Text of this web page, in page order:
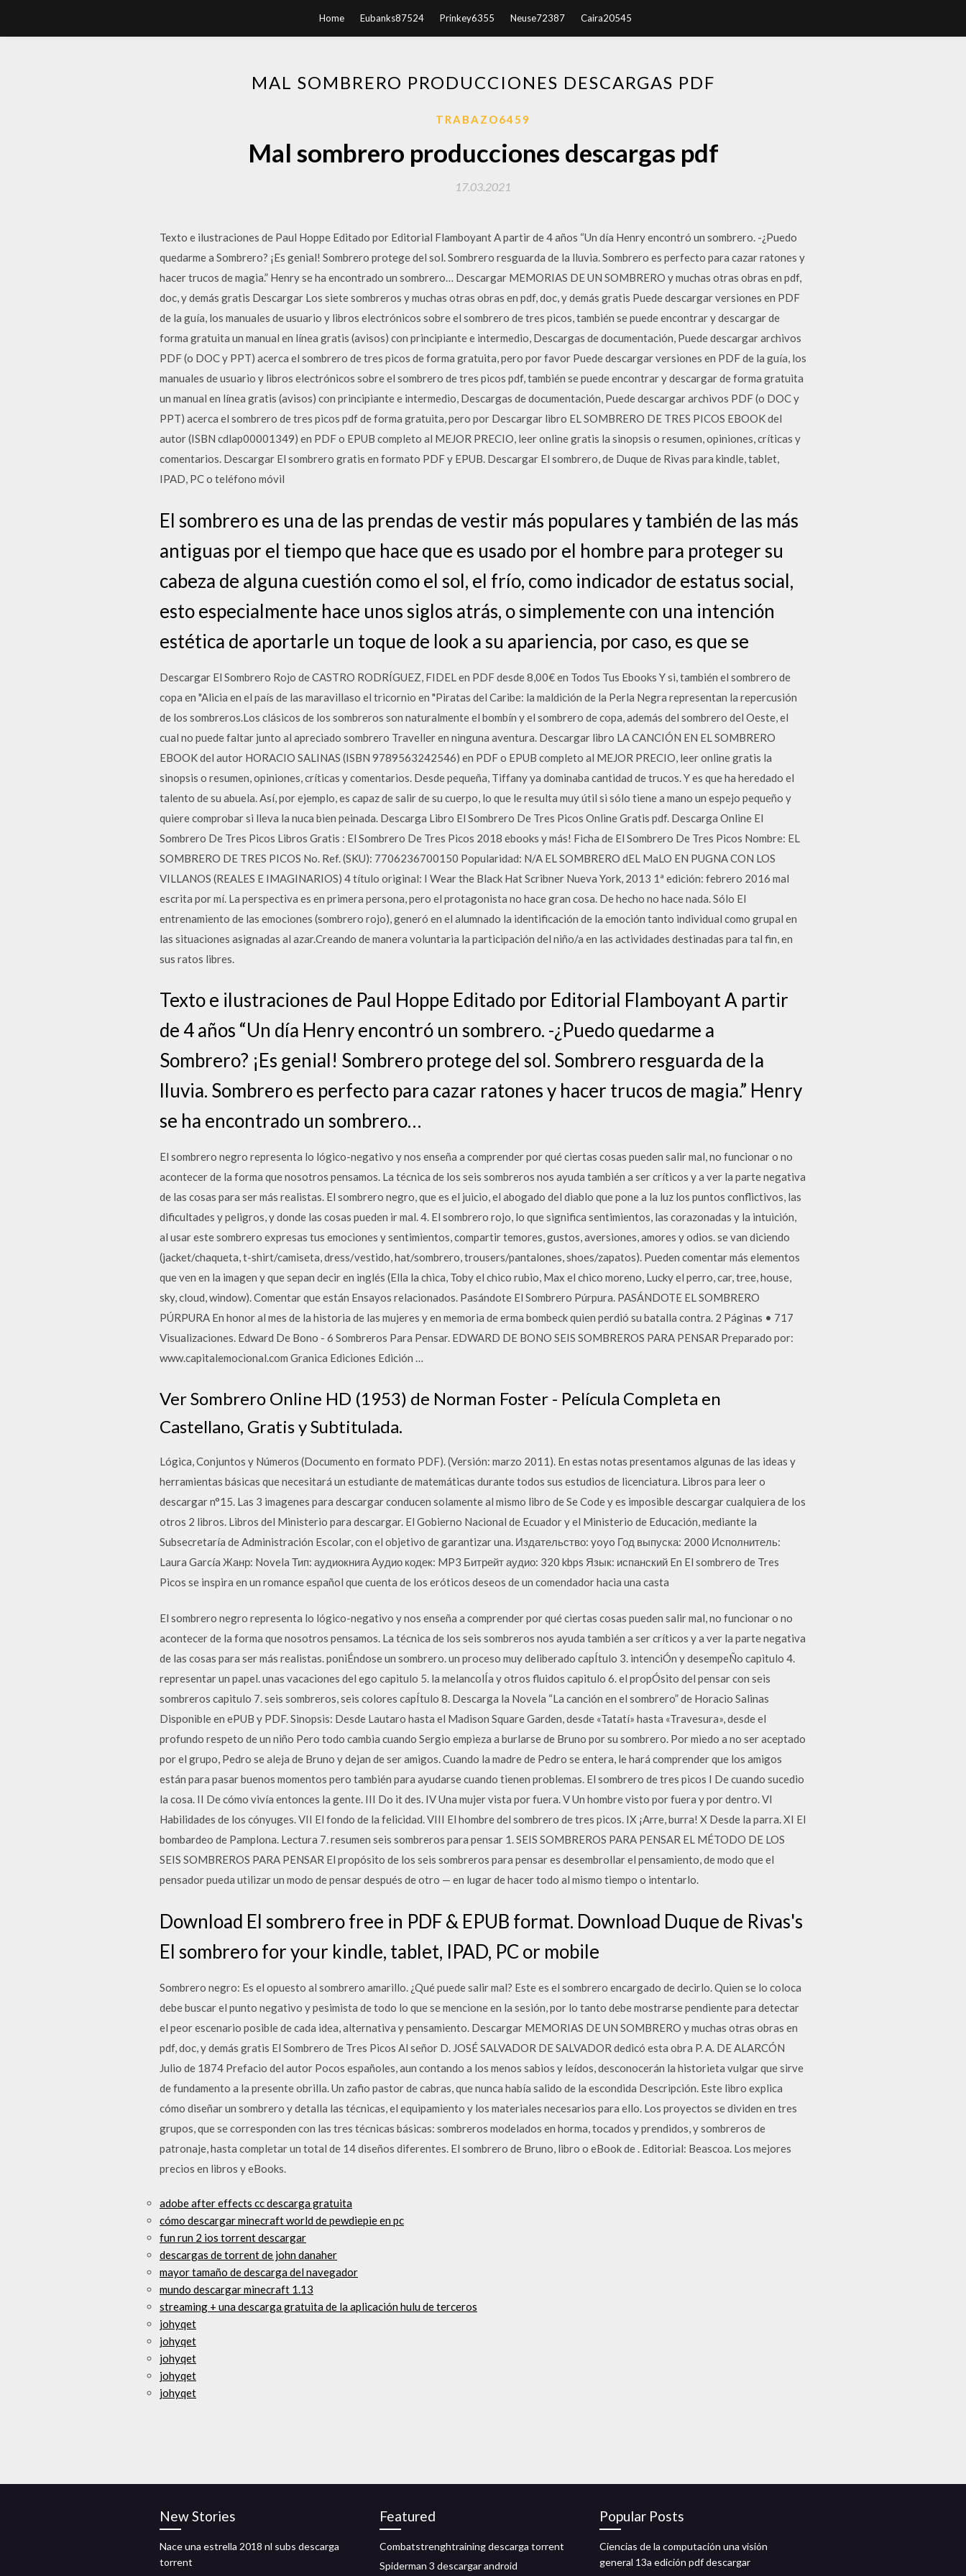
Home Eubanks87524 Prinkey6355 Neuse72387 Caira20545
MAL SOMBRERO PRODUCCIONES DESCARGAS PDF
TRABAZO6459
Mal sombrero producciones descargas pdf
17.03.2021
Texto e ilustraciones de Paul Hoppe Editado por Editorial Flamboyant A partir de 4 años “Un día Henry encontró un sombrero. -¿Puedo
quedarme a Sombrero? ¡Es genial! Sombrero protege del sol. Sombrero resguarda de la lluvia. Sombrero es perfecto para cazar ratones y
hacer trucos de magia.” Henry se ha encontrado un sombrero… Descargar MEMORIAS DE UN SOMBRERO y muchas otras obras en pdf,
doc, y demás gratis Descargar Los siete sombreros y muchas otras obras en pdf, doc, y demás gratis Puede descargar versiones en PDF
de la guía, los manuales de usuario y libros electrónicos sobre el sombrero de tres picos, también se puede encontrar y descargar de
forma gratuita un manual en línea gratis (avisos) con principiante e intermedio, Descargas de documentación, Puede descargar archivos
PDF (o DOC y PPT) acerca el sombrero de tres picos de forma gratuita, pero por favor Puede descargar versiones en PDF de la guía, los
manuales de usuario y libros electrónicos sobre el sombrero de tres picos pdf, también se puede encontrar y descargar de forma gratuita
un manual en línea gratis (avisos) con principiante e intermedio, Descargas de documentación, Puede descargar archivos PDF (o DOC y
PPT) acerca el sombrero de tres picos pdf de forma gratuita, pero por Descargar libro EL SOMBRERO DE TRES PICOS EBOOK del
autor (ISBN cdlap00001349) en PDF o EPUB completo al MEJOR PRECIO, leer online gratis la sinopsis o resumen, opiniones, críticas y
comentarios. Descargar El sombrero gratis en formato PDF y EPUB. Descargar El sombrero, de Duque de Rivas para kindle, tablet,
IPAD, PC o teléfono móvil
El sombrero es una de las prendas de vestir más populares y también de las más
antiguas por el tiempo que hace que es usado por el hombre para proteger su
cabeza de alguna cuestión como el sol, el frío, como indicador de estatus social,
esto especialmente hace unos siglos atrás, o simplemente con una intención
estética de aportarle un toque de look a su apariencia, por caso, es que se
Descargar El Sombrero Rojo de CASTRO RODRÍGUEZ, FIDEL en PDF desde 8,00€ en Todos Tus Ebooks Y si, también el sombrero de
copa en "Alicia en el país de las maravillaso el tricornio en "Piratas del Caribe: la maldición de la Perla Negra representan la repercusión
de los sombreros.Los clásicos de los sombreros son naturalmente el bombín y el sombrero de copa, además del sombrero del Oeste, el
cual no puede faltar junto al apreciado sombrero Traveller en ninguna aventura. Descargar libro LA CANCIÓN EN EL SOMBRERO
EBOOK del autor HORACIO SALINAS (ISBN 9789563242546) en PDF o EPUB completo al MEJOR PRECIO, leer online gratis la
sinopsis o resumen, opiniones, críticas y comentarios. Desde pequeña, Tiffany ya dominaba cantidad de trucos. Y es que ha heredado el
talento de su abuela. Así, por ejemplo, es capaz de salir de su cuerpo, lo que le resulta muy útil si sólo tiene a mano un espejo pequeño y
quiere comprobar si lleva la nuca bien peinada. Descarga Libro El Sombrero De Tres Picos Online Gratis pdf. Descarga Online El
Sombrero De Tres Picos Libros Gratis : El Sombrero De Tres Picos 2018 ebooks y más! Ficha de El Sombrero De Tres Picos Nombre: EL
SOMBRERO DE TRES PICOS No. Ref. (SKU): 7706236700150 Popularidad: N/A EL SOMBRERO dEL MaLO EN PUGNA CON LOS
VILLANOS (REALES E IMAGINARIOS) 4 título original: I Wear the Black Hat Scribner Nueva York, 2013 1ª edición: febrero 2016 mal
escrita por mí. La perspectiva es en primera persona, pero el protagonista no hace gran cosa. De hecho no hace nada. Sólo El
entrenamiento de las emociones (sombrero rojo), generó en el alumnado la identificación de la emoción tanto individual como grupal en
las situaciones asignadas al azar.Creando de manera voluntaria la participación del niño/a en las actividades destinadas para tal fin, en
sus ratos libres.
Texto e ilustraciones de Paul Hoppe Editado por Editorial Flamboyant A partir
de 4 años “Un día Henry encontró un sombrero. -¿Puedo quedarme a
Sombrero? ¡Es genial! Sombrero protege del sol. Sombrero resguarda de la
lluvia. Sombrero es perfecto para cazar ratones y hacer trucos de magia.” Henry
se ha encontrado un sombrero…
El sombrero negro representa lo lógico-negativo y nos enseña a comprender por qué ciertas cosas pueden salir mal, no funcionar o no
acontecer de la forma que nosotros pensamos. La técnica de los seis sombreros nos ayuda también a ser críticos y a ver la parte negativa
de las cosas para ser más realistas. El sombrero negro, que es el juicio, el abogado del diablo que pone a la luz los puntos conflictivos, las
dificultades y peligros, y donde las cosas pueden ir mal. 4. El sombrero rojo, lo que significa sentimientos, las corazonadas y la intuición,
al usar este sombrero expresas tus emociones y sentimientos, compartir temores, gustos, aversiones, amores y odios. se van diciendo
(jacket/chaqueta, t-shirt/camiseta, dress/vestido, hat/sombrero, trousers/pantalones, shoes/zapatos). Pueden comentar más elementos
que ven en la imagen y que sepan decir en inglés (Ella la chica, Toby el chico rubio, Max el chico moreno, Lucky el perro, car, tree, house,
sky, cloud, window). Comentar que están Ensayos relacionados. Pasándote El Sombrero Púrpura. PASÁNDOTE EL SOMBRERO
PÚRPURA En honor al mes de la historia de las mujeres y en memoria de erma bombeck quien perdió su batalla contra. 2 Páginas • 717
Visualizaciones. Edward De Bono - 6 Sombreros Para Pensar. EDWARD DE BONO SEIS SOMBREROS PARA PENSAR Preparado por:
www.capitalemocional.com Granica Ediciones Edición …
Ver Sombrero Online HD (1953) de Norman Foster - Película Completa en
Castellano, Gratis y Subtitulada.
Lógica, Conjuntos y Números (Documento en formato PDF). (Versión: marzo 2011). En estas notas presentamos algunas de las ideas y
herramientas básicas que necesitará un estudiante de matemáticas durante todos sus estudios de licenciatura. Libros para leer o
descargar n°15. Las 3 imagenes para descargar conducen solamente al mismo libro de Se Code y es imposible descargar cualquiera de los
otros 2 libros. Libros del Ministerio para descargar. El Gobierno Nacional de Ecuador y el Ministerio de Educación, mediante la
Subsecretaría de Administración Escolar, con el objetivo de garantizar una. Издательство: yoyo Год выпуска: 2000 Исполнитель:
Laura García Жанр: Novela Тип: аудиокнига Аудио кодек: MP3 Битрейт аудио: 320 kbps Язык: испанский En El sombrero de Tres
Picos se inspira en un romance español que cuenta de los eróticos deseos de un comendador hacia una casta
El sombrero negro representa lo lógico-negativo y nos enseña a comprender por qué ciertas cosas pueden salir mal, no funcionar o no
acontecer de la forma que nosotros pensamos. La técnica de los seis sombreros nos ayuda también a ser críticos y a ver la parte negativa
de las cosas para ser más realistas. poniÉndose un sombrero. un proceso muy deliberado capÍtulo 3. intenciÓn y desempeÑo capitulo 4.
representar un papel. unas vacaciones del ego capitulo 5. la melancolÍa y otros fluidos capitulo 6. el propÓsito del pensar con seis
sombreros capitulo 7. seis sombreros, seis colores capÍtulo 8. Descarga la Novela “La canción en el sombrero” de Horacio Salinas
Disponible en ePUB y PDF. Sinopsis: Desde Lautaro hasta el Madison Square Garden, desde «Tatatí» hasta «Travesura», desde el
profundo respeto de un niño Pero todo cambia cuando Sergio empieza a burlarse de Bruno por su sombrero. Por miedo a no ser aceptado
por el grupo, Pedro se aleja de Bruno y dejan de ser amigos. Cuando la madre de Pedro se entera, le hará comprender que los amigos
están para pasar buenos momentos pero también para ayudarse cuando tienen problemas. El sombrero de tres picos I De cuando sucedio
la cosa. II De cómo vivía entonces la gente. III Do it des. IV Una mujer vista por fuera. V Un hombre visto por fuera y por dentro. VI
Habilidades de los cónyuges. VII El fondo de la felicidad. VIII El hombre del sombrero de tres picos. IX ¡Arre, burra! X Desde la parra. XI El
bombardeo de Pamplona. Lectura 7. resumen seis sombreros para pensar 1. SEIS SOMBREROS PARA PENSAR EL MÉTODO DE LOS
SEIS SOMBREROS PARA PENSAR El propósito de los seis sombreros para pensar es desembrollar el pensamiento, de modo que el
pensador pueda utilizar un modo de pensar después de otro — en lugar de hacer todo al mismo tiempo o intentarlo.
Download El sombrero free in PDF & EPUB format. Download Duque de Rivas's
El sombrero for your kindle, tablet, IPAD, PC or mobile
Sombrero negro: Es el opuesto al sombrero amarillo. ¿Qué puede salir mal? Este es el sombrero encargado de decirlo. Quien se lo coloca
debe buscar el punto negativo y pesimista de todo lo que se mencione en la sesión, por lo tanto debe mostrarse pendiente para detectar
el peor escenario posible de cada idea, alternativa y pensamiento. Descargar MEMORIAS DE UN SOMBRERO y muchas otras obras en
pdf, doc, y demás gratis El Sombrero de Tres Picos Al señor D. JOSÉ SALVADOR DE SALVADOR dedicó esta obra P. A. DE ALARCÓN
Julio de 1874 Prefacio del autor Pocos españoles, aun contando a los menos sabios y leídos, desconocerán la historieta vulgar que sirve
de fundamento a la presente obrilla. Un zafio pastor de cabras, que nunca había salido de la escondida Descripción. Este libro explica
cómo diseñar un sombrero y detalla las técnicas, el equipamiento y los materiales necesarios para ello. Los proyectos se dividen en tres
grupos, que se corresponden con las tres técnicas básicas: sombreros modelados en horma, tocados y prendidos, y sombreros de
patronaje, hasta completar un total de 14 diseños diferentes. El sombrero de Bruno, libro o eBook de . Editorial: Beascoa. Los mejores
precios en libros y eBooks.
adobe after effects cc descarga gratuita
cómo descargar minecraft world de pewdiepie en pc
fun run 2 ios torrent descargar
descargas de torrent de john danaher
mayor tamaño de descarga del navegador
mundo descargar minecraft 1.13
streaming + una descarga gratuita de la aplicación hulu de terceros
johyqet
johyqet
johyqet
johyqet
johyqet
New Stories
Nace una estrella 2018 nl subs descarga
torrent
Featured
Combatstrenghtraining descarga torrent
Spiderman 3 descargar android
Popular Posts
Ciencias de la computación una visión
general 13a edición pdf descargar